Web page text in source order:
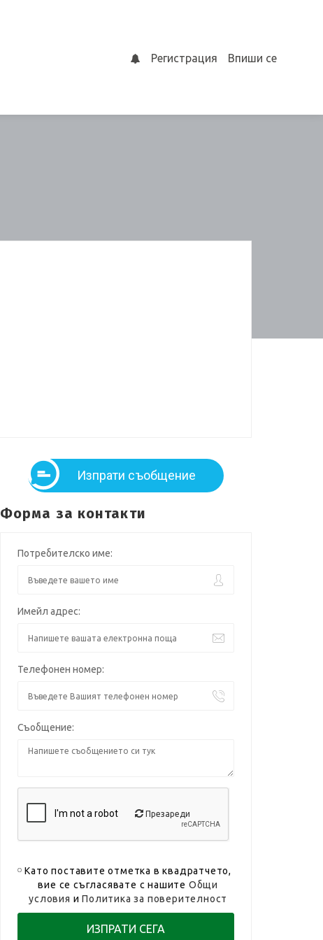
Регистрация Впиши се
Изпрати съобщение
Форма за контакти
Потребителско име:
Имейл адрес:
Телефонен номер:
Съобщение:
Презареди
Като поставите отметка в квадратчето,
вие се съгласявате с нашите Общи
условия иПолитика за поверителност